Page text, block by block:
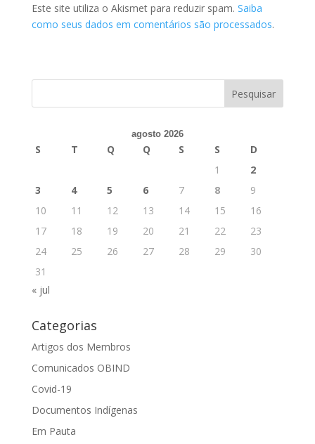
Este site utiliza o Akismet para reduzir spam. Saiba
como seus dados em comentários são processados.
agosto 2026
S T Q Q S S
D
1
2
3
4 5 6 7 8
9
10
11 12 13 14 15
16
17
18 19 20 21 22
23
24
25 26 27 28 29
30
31
« jul
Categorias
Artigos dos Membros
Comunicados OBIND
Covid-19
Documentos Indígenas
Em Pauta